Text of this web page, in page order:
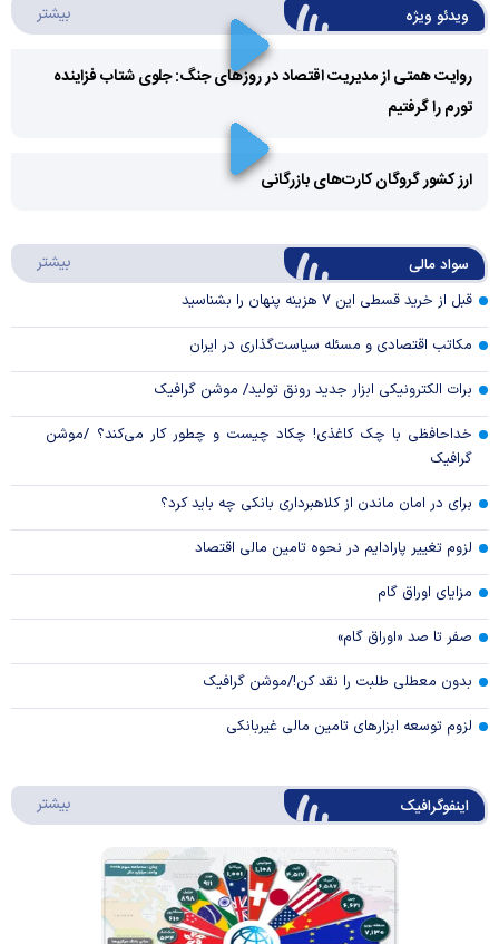
ویدئو ویژه بیشتر
Play
Video
روایت همتی از مدیریت اقتصاد در روزهای جنگ: جلوی شتاب فزاینده
تورم را گرفتیم
Video
ارز کشور گروگان کارت‌های بازرگانی
سواد مالی بیشتر
قبل از خرید قسطی این ۷ هزینه پنهان را بشناسید
مکاتب اقتصادی و مسئله سیاست‌گذاری در ایران
برات الکترونیکی ابزار جدید رونق تولید/ موشن گرافیک
خداحافظی با چک کاغذی! چکاد چیست و چطور کار می‌کند؟ /موشن
گرافیک
برای در امان ماندن از کلاهبرداری بانکی چه باید کرد؟
لزوم تغییر پارادایم در نحوه تامین مالی اقتصاد
مزایای اوراق گام
صفر تا صد «اوراق گام»
بدون معطلی طلبت را نقد کن!/موشن گرافیک
لزوم توسعه ابزارهای تامین مالی غیربانکی
اینفوگرافیک بیشتر